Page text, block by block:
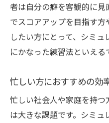
者は自分の癖を客観的に
でスコアアップを目指す
したい方にとって、シミ
にかなった練習法といえる
忙しい方におすすめの効
忙しい社会人や家庭を持
は大きな課題です。シミ